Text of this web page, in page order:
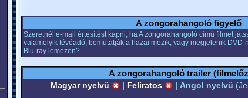
A zongorahangoló figyelő
Szeretnél e-mail értesítést kapni, ha A zongorahangoló című filmet
valamelyik tévéadó, bemutatják a hazai mozik, vagy megjelenik DVD-
Blu-ray lemezen?
A zongorahangoló trailer
Magyar nyelvű | Feliratos | Angol nyelvű